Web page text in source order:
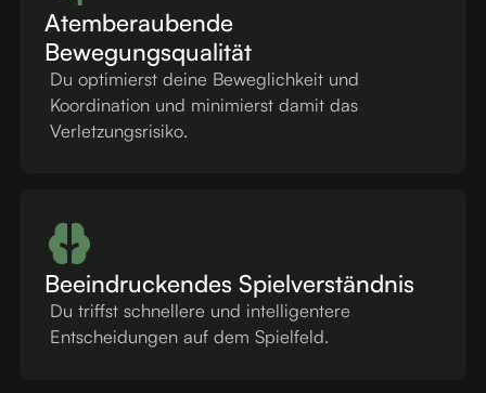
Atemberaubende
Bewegungsqualität
Du optimierst deine Beweglichkeit und
Koordination und minimierst damit das
Verletzungsrisiko.
Beeindruckendes Spielverständnis
Du triffst schnellere und intelligentere
Entscheidungen auf dem Spielfeld.